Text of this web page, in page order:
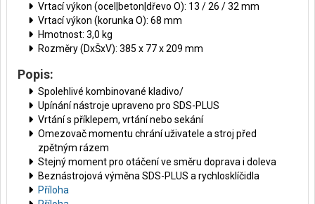
Vrtací výkon (ocel|beton|dřevo O): 13 / 26 / 32 mm
Vrtací výkon (korunka O): 68 mm
Hmotnost: 3,0 kg
Rozměry (DxŠxV): 385 x 77 x 209 mm
Popis:
Spolehlivé kombinované kladivo/
Upínání nástroje upraveno pro SDS-PLUS
Vrtání s příklepem, vrtání nebo sekání
Omezovač momentu chrání uživatele a stroj před
zpětným rázem
Stejný moment pro otáčení ve směru doprava i doleva
Beznástrojová výměna SDS-PLUS a rychlosklíčidla
Příloha